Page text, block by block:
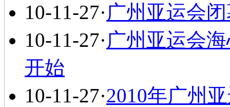
10-11-27·广州亚运会
10-11-27·广州亚运会
开始
10-11-27·2010年广州